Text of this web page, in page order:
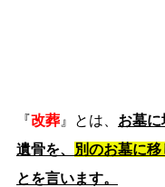
『改葬 』とは、 お墓に
遺骨を、
別のお墓に
とを言います。